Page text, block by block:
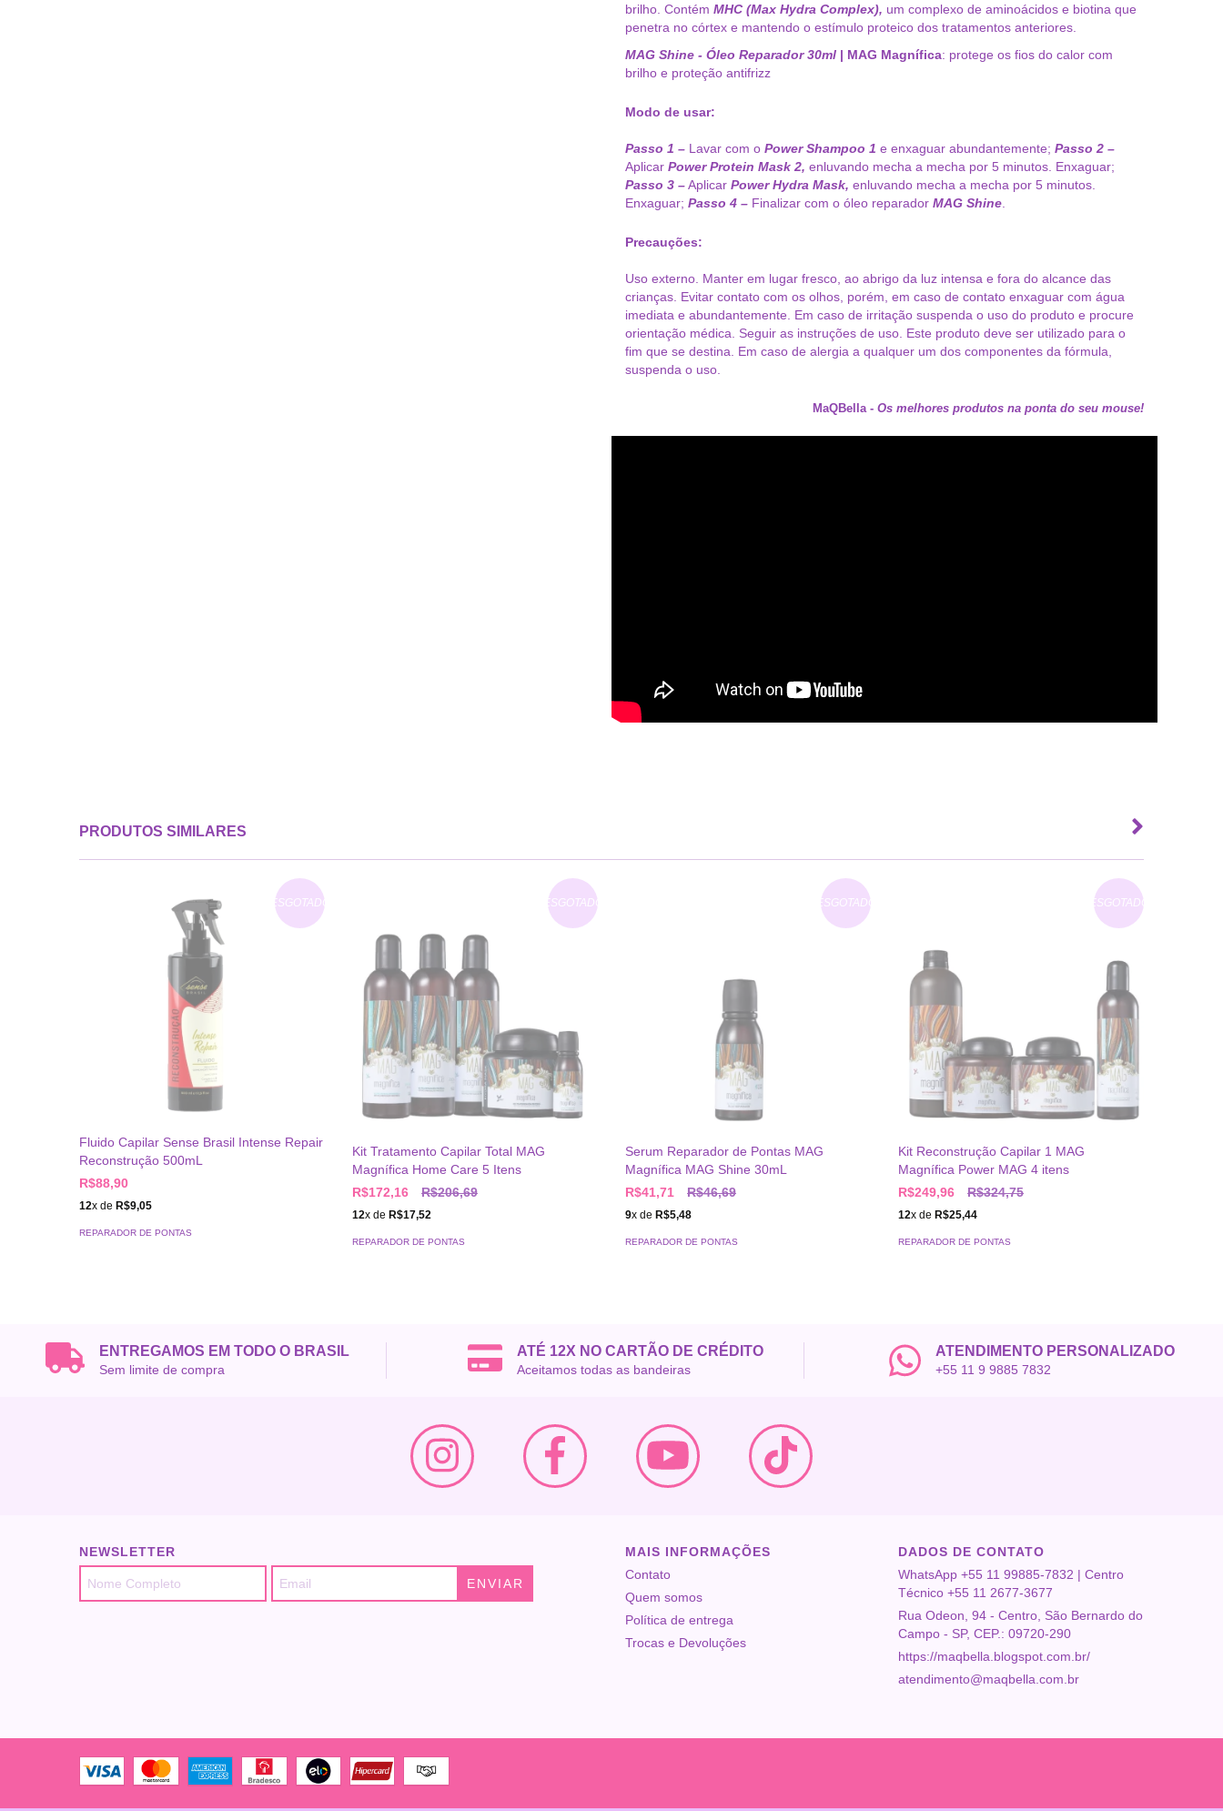
brilho. Contém MHC (Max Hydra Complex), um complexo de aminoácidos e biotina que
penetra no córtex e mantendo o estímulo proteico dos tratamentos anteriores.
MAG Shine - Óleo Reparador 30ml | MAG Magnífica: protege os fios do calor com
brilho e proteção antifrizz
Modo de usar:
Passo 1 – Lavar com o Power Shampoo 1 e enxaguar abundantemente; Passo 2 –
Aplicar Power Protein Mask 2, enluvando mecha a mecha por 5 minutos. Enxaguar;
Passo 3 –Aplicar Power Hydra Mask, enluvando mecha a mecha por 5 minutos.
Enxaguar; Passo 4 – Finalizar com o óleo reparador MAG Shine
Precauções:
Uso externo. Manter em lugar fresco, ao abrigo da luz intensa e fora do alcance das
crianças. Evitar contato com os olhos, porém, em caso de contato enxaguar com água
imediata e abundantemente. Em caso de irritação suspenda o uso do produto e procure
orientação médica. Seguir as instruções de uso. Este produto deve ser utilizado para o
fim que se destina. Em caso de alergia a qualquer um dos componentes da fórmula,
suspenda o uso.
MaQBella - Os melhores produtos na ponta do seu mouse!
PRODUTOS SIMILARES
ESGOTADO
Fluido Capilar Sense Brasil Intense Repair
Reconstrução 500mL
R$88,90
12x de R$9,05
REPARADOR DE PONTAS
ESGOTADO
Kit Tratamento Capilar Total MAG
Magnífica Home Care 5 Itens
R$172,16
R$206,69
12x de R$17,52
REPARADOR DE PONTAS
ESGOTADO
Serum Reparador de Pontas MAG
Magnífica MAG Shine 30mL
R$41,71
R$46,69
9x de R$5,48
REPARADOR DE PONTAS
ESGOTADO
Kit Reconstrução Capilar 1 MAG
Magnífica Power MAG 4 itens
R$249,96
R$324,75
12x de R$25,44
REPARADOR DE PONTAS
ENTREGAMOS EM TODO O BRASIL
Sem limite de compra
ATÉ 12X NO CARTÃO DE CRÉDITO
Aceitamos todas as bandeiras
ATENDIMENTO PERSONALIZADO
+55 11 9 9885 7832
NEWSLETTER
MAIS INFORMAÇÕES
Contato
Quem somos
Política de entrega
Trocas e Devoluções
DADOS DE CONTATO
WhatsApp +55 11 99885-7832 | Centro
Técnico +55 11 2677-3677
Rua Odeon, 94 - Centro, São Bernardo do
Campo - SP, CEP.: 09720-290
https://maqbella.blogspot.com.br/
atendimento@maqbella.com.br